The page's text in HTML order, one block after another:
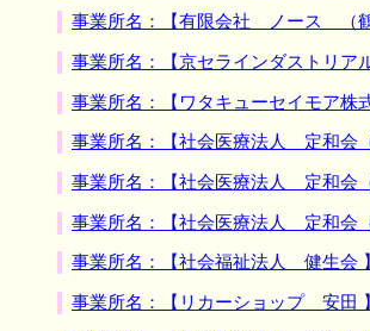
事業所名：【有限会社 ノース （鶴
事業所名：【京セラインダストリア
事業所名：【ワタキューセイモア株
事業所名：【社会医療法人 定和会
事業所名：【社会医療法人 定和会
事業所名：【社会医療法人 定和会
事業所名：【社会福祉法人 健生会
事業所名：【リカーショップ 安田